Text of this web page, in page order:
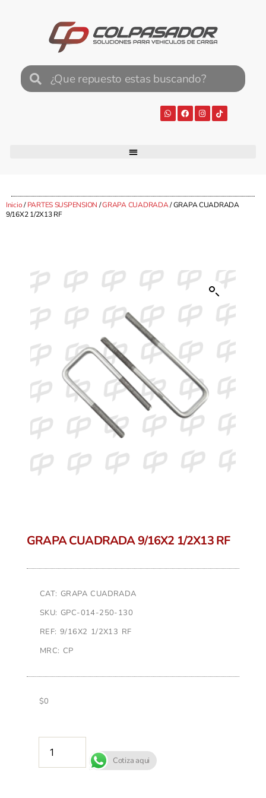
Inicio/PARTES SUSPENSION /GRAPA CUADRADA/ GRAPA CUADRADA
9/16X2 1/2X13 RF
GRAPA CUADRADA 9/16X2 1/2X13 RF
CAT: GRAPA CUADRADA
SKU: GPC-014-250-130
REF: 9/16X2 1/2X13 RF
MRC: CP
$0
Cotiza aqui